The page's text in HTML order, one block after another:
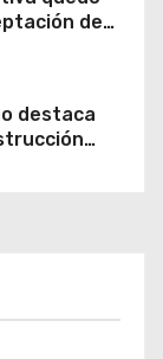
de
en $1.600
destaca
inversión